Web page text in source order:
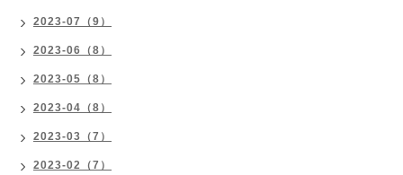
2023-07（9）
2023-06（8）
2023-05（8）
2023-04（8）
2023-03（7）
2023-02（7）